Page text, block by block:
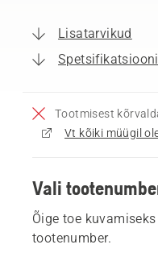
Lisatarvikud
Tootmisest
Vt kõiki müügil
Vali
Õige toe
tootenumber.